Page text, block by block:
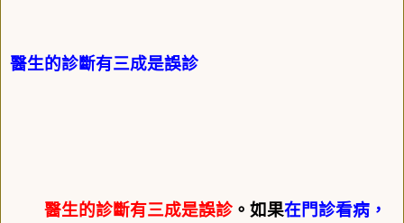
醫生的診斷有三成是誤診
醫生的診斷有三成是誤診 。如果在門診看病，